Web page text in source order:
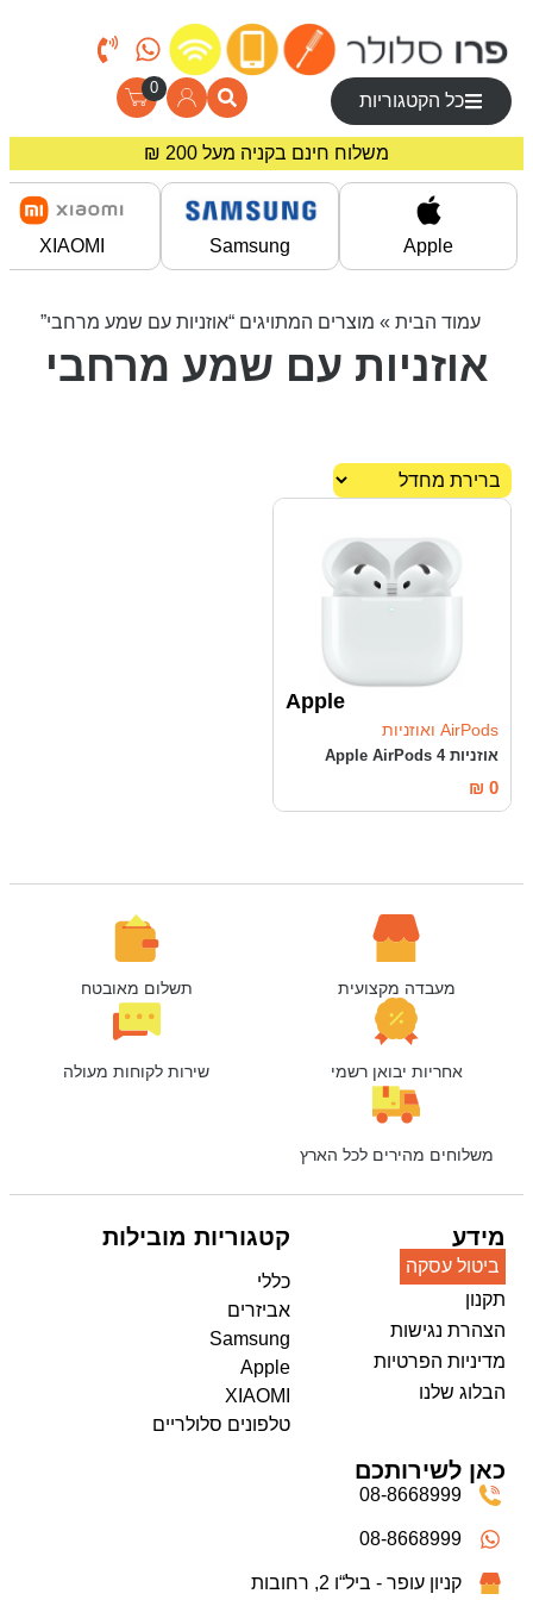
כל הקטגוריות
0
משלוח חינם בקניה מעל 200 ₪
מחירים מיוחדים לרוכשים באתר!
Apple
Samsung
XIAOMI
עמוד הבית » מוצרים המתויגים “אוזניות עם שמע מרחבי”
אוזניות עם שמע מרחבי
Apple
AirPods ואוזניות
אוזניות Apple AirPods 4
₪ 0
מעבדה מקצועית תשלום מאובטח
אחריות יבואן רשמי שירות לקוחות מעולה
משלוחים מהירים לכל הארץ
מידע
ביטול עסקה
תקנון
הצהרת נגישות
מדיניות הפרטיות
הבלוג שלנו
קטגוריות מובילות
כללי
אביזרים
Samsung
Apple
XIAOMI
טלפונים סלולריים
כאן לשירותכם
08-8668999
08-8668999
קניון עופר - ביל“ו 2, רחובות